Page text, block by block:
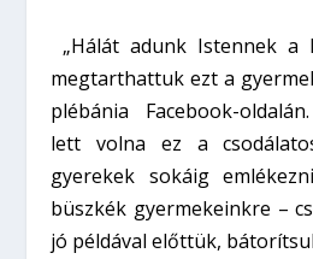
„Hálát adunk Istennek a
megtarthattuk ezt a
plébánia Facebook-
lett volna ez a
gyerekek sokáig
büszkék gyermekeinkre –
jó példával előttük,